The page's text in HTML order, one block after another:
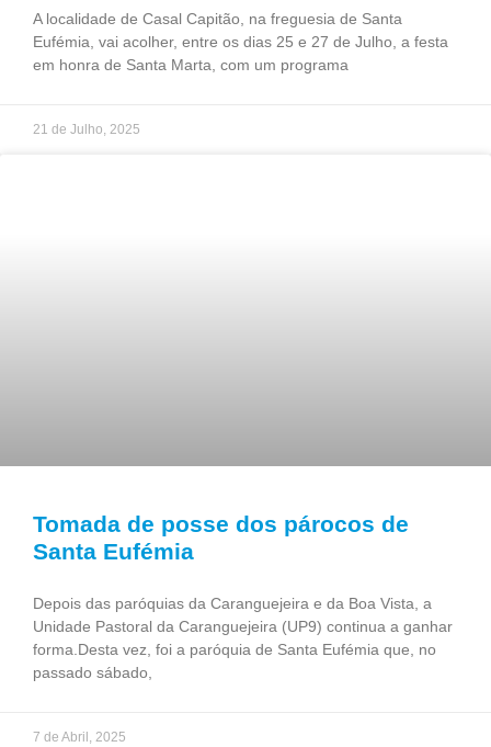
A localidade de Casal Capitão, na freguesia de Santa
Eufémia, vai acolher, entre os dias 25 e 27 de Julho, a festa
em honra de Santa Marta, com um programa
21 de Julho, 2025
Tomada de posse dos párocos de
Santa Eufémia
Depois das paróquias da Caranguejeira e da Boa Vista, a
Unidade Pastoral da Caranguejeira (UP9) continua a ganhar
forma.Desta vez, foi a paróquia de Santa Eufémia que, no
passado sábado,
7 de Abril, 2025